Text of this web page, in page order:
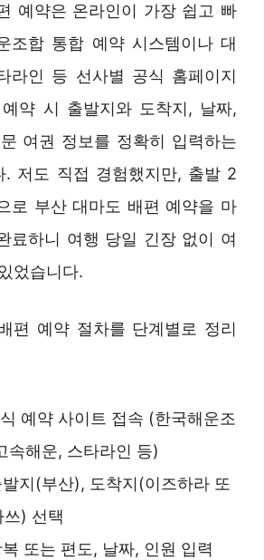
예약은 온라인이 가장 쉽고 빠
조합 통합 예약 시스템이나 대
라인 등 선사별 공식 홈페이지
약 시 출발지와 도착지, 날짜,
여권 정보를 정확히 입력하는
. 저도 직접 경험했지만, 출발 2
로 부산 대마도 배편 예약을 마
료하니 여행 당일 긴장 없이 여
었습니다.
편 예약 절차를 단계별로 정리
예약 사이트 접속 (한국해운조
속해운, 스타라인 등)
지(부산), 도착지(이즈하라 또
쓰) 선택
또는 편도, 날짜, 인원 입력